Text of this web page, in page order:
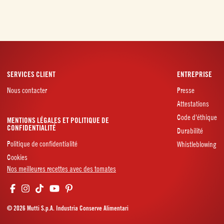
SERVICES CLIENT
Nous contacter
ENTREPRISE
Presse
Attestations
Code d'éthique
Durabilité
Whistleblowing
MENTIONS LÉGALES ET POLITIQUE DE
CONFIDENTIALITÉ
Politique de confidentialité
Cookies
Nos meilleures recettes avec des tomates
© 2026 Mutti S.p.A. Industria Conserve Alimentari